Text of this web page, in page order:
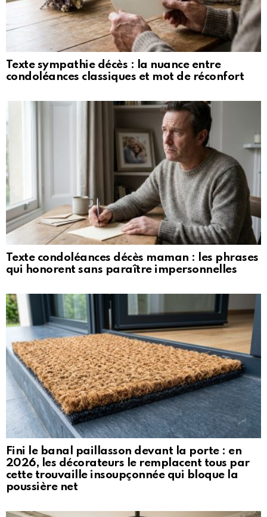
Texte sympathie décès : la nuance entre
condoléances classiques et mot de réconfort
Texte condoléances décès maman : les phrases
qui honorent sans paraître impersonnelles
Fini le banal paillasson devant la porte : en
2026, les décorateurs le remplacent tous par
cette trouvaille insoupçonnée qui bloque la
poussière net